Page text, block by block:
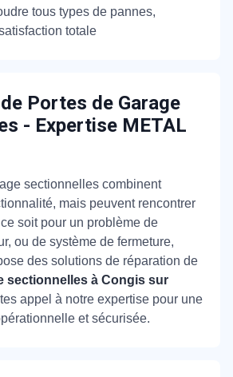
tous types de pannes,
totale
Portes de Garage
- Expertise METAL
sectionnelles combinent
mais peuvent rencontrer
soit pour un problème de
ou de système de fermeture,
des solutions de réparation de
sectionnelles à Congis sur
appel à notre expertise pour une
et sécurisée.